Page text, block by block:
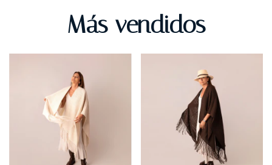
Más vendidos